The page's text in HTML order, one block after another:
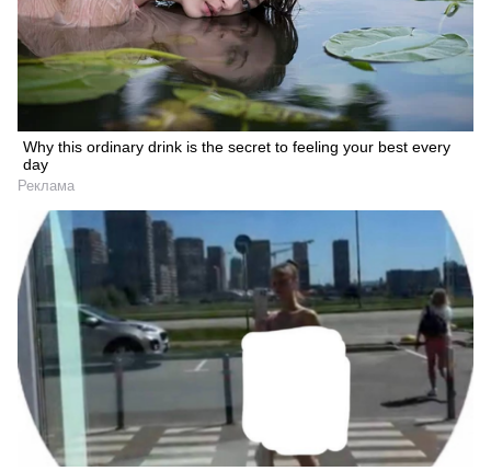
Why this ordinary drink is the secret to feeling your best every
day
Реклама